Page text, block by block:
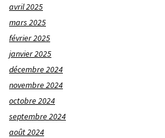
avril 2025
mars 2025
février 2025
janvier 2025
décembre 2024
novembre 2024
octobre 2024
septembre 2024
août 2024